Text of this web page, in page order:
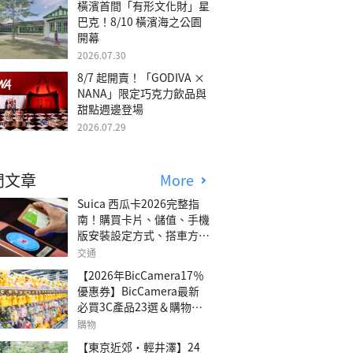
橫濱首間「有形文化財」星
巴克！8/10 橫濱海之公園
開幕
2026.07.30
8/7 起開賣！「GODIVA ×
NANA」限定巧克力飲品與
甜點週邊登場
2026.07.29
章 More
Suica 西瓜卡2026完整指
南！購買卡片、儲值、手機
版安裝設定方式、搭車方
法、常見問題解答！
交通
【2026年BicCamera17％
優惠券】BicCamera最新
必買3C產品23選＆購物攻
略
購物
【東京近郊・輕井澤】24